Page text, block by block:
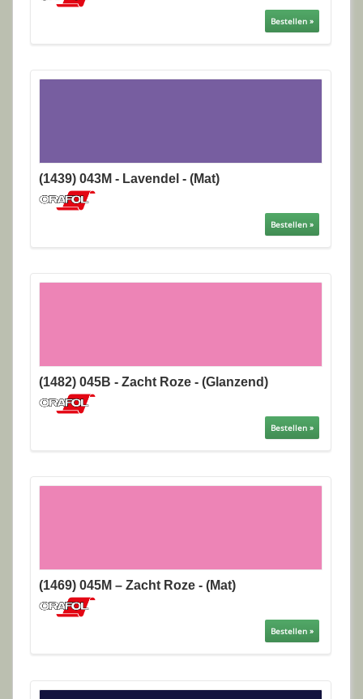
Bestellen »
(1439) 043M - Lavendel - (Mat)
Bestellen »
(1482) 045B - Zacht Roze - (Glanzend)
Bestellen »
(1469) 045M – Zacht Roze - (Mat)
Bestellen »